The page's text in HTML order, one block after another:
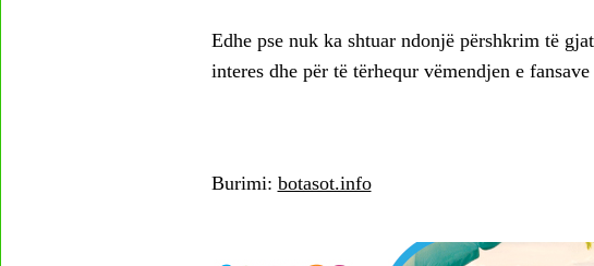
Edhe pse nuk ka shtuar ndonjë përshkrim të
interes dhe për të tërhequr vëmendjen e
Burimi: botasot.info